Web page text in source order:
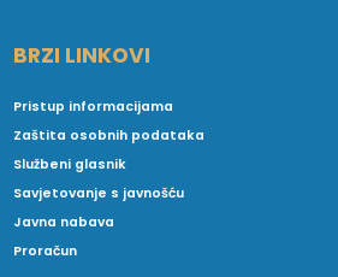
BRZI LINKOVI
Pristup informacijama
Zaštita osobnih podataka
Službeni glasnik
Savjetovanje s javnošću
Javna nabava
Proračun